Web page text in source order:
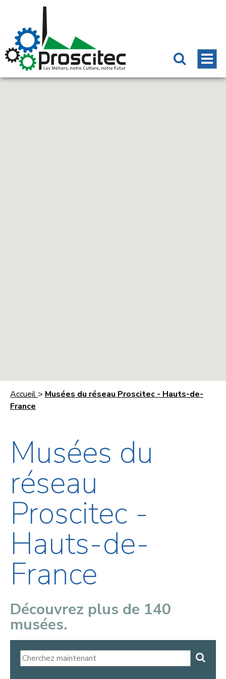
Accueil > Musées du réseau Proscitec - Hauts-de-
France
Musées du
réseau
Proscitec -
Hauts-de-
France
Découvrez plus de 140
musées.